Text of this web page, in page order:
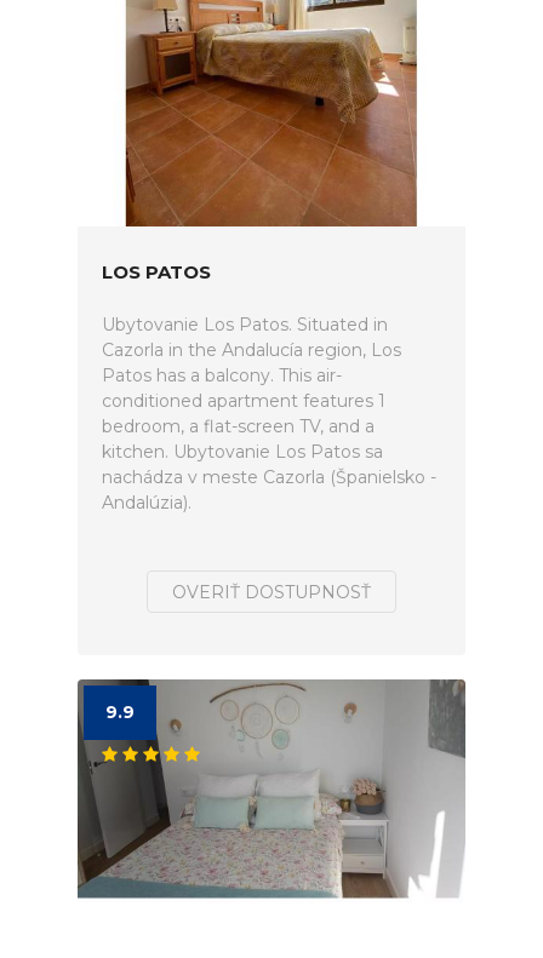
LOS PATOS
Ubytovanie Los Patos. Situated in
Cazorla in the Andalucía region, Los
Patos has a balcony. This air-
conditioned apartment features 1
bedroom, a flat-screen TV, and a
kitchen. Ubytovanie Los Patos sa
nachádza v meste Cazorla (Španielsko -
Andalúzia).
OVERIŤ DOSTUPNOSŤ
9.9